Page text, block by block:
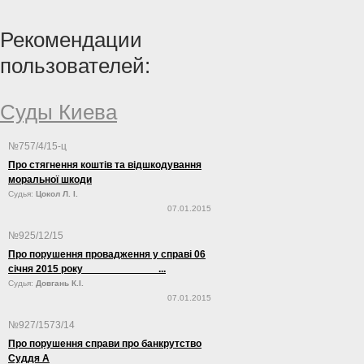
Рекомендации
пользователей:
Суды Киева
№757/4/15-ц
Про стягнення коштів та відшкодування
моральної шкоди
Судья: Цокол Л. І.
07.01.2015
№925/12/15
Про порушення провадження у справі 06
січня 2015 року ...
Судья: Довгань К.І.
07.01.2015
№927/1573/14
Про порушення справи про банкрутство
Суддя А